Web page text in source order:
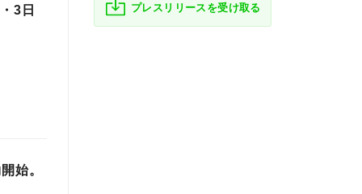
3日
始。
プレスリリースを受け取る